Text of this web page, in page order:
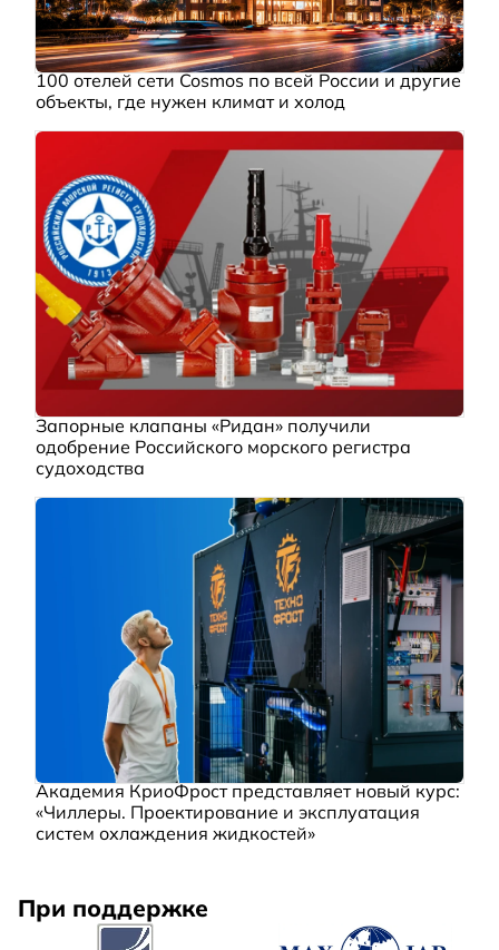
100 отелей сети Cosmos по всей России и другие
объекты, где нужен климат и холод
Запорные клапаны «Ридан» получили
одобрение Российского морского регистра
судоходства
Академия КриоФрост представляет новый курс:
«Чиллеры. Проектирование и эксплуатация
систем охлаждения жидкостей»
При поддержке